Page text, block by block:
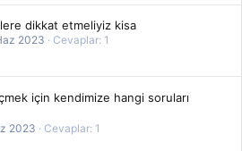
dikkat etmeliyiz kisa
2023
Cevaplar: 1
için kendimize hangi soruları
2023
Cevaplar: 1